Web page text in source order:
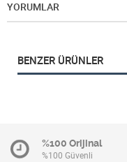
YORUMLAR
BENZER ÜRÜNLER
%100 Orijinal
%100 Güvenli